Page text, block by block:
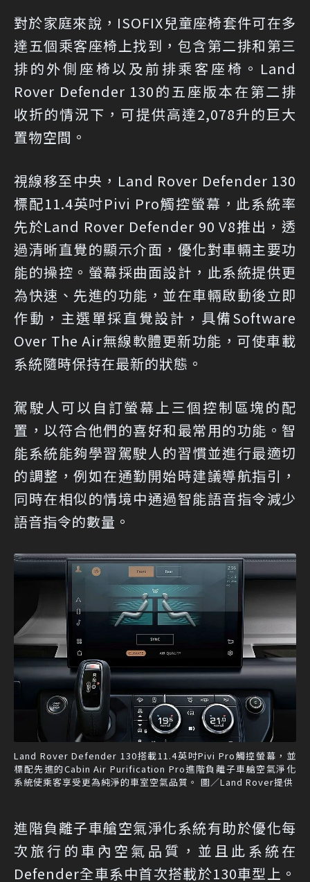
對於家庭來說，ISOFIX兒童座椅套件可在多
達五個乘客座椅上找到，包含第二排和第三
排的外側座椅以及前排乘客座椅。Land
Rover Defender 130的五座版本在第二排
收折的情況下，可提供高達2,078升的巨大
置物空間。
視線移至中央，Land Rover Defender 130
標配11.4英吋Pivi Pro觸控螢幕，此系統率
先於Land Rover Defender 90 V8推出，透
過清晰直覺的顯示介面，優化對車輛主要功
能的操控。螢幕採曲面設計，此系統提供更
為快速、先進的功能，並在車輛啟動後立即
作動，主選單採直覺設計，具備Software
Over The Air無線軟體更新功能，可使車載
系統隨時保持在最新的狀態。
駕駛人可以自訂螢幕上三個控制區塊的配
置，以符合他們的喜好和最常用的功能。智
能系統能夠學習駕駛人的習慣並進行最適切
的調整，例如在通勤開始時建議導航指引，
同時在相似的情境中通過智能語音指令減少
語音指令的數量。
Land Rover Defender 130搭載11.4英吋Pivi Pro觸控螢幕，並
標配先進的Cabin Air Purification Pro進階負離子車艙空氣淨化
系統使乘客享受更為純淨的車室空氣品質。 圖／Land Rover提供
進階負離子車艙空氣淨化系統有助於優化每
次旅行的車內空氣品質，並且此系統在
Defender全車系中首次搭載於130車型上。